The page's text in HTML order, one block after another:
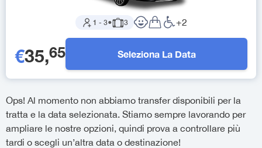
1 - 3● 3 +2
€35,65 Seleziona La Data
Ops! Al momento non abbiamo transfer disponibili per la
tratta e la data selezionata. Stiamo sempre lavorando per
ampliare le nostre opzioni, quindi prova a controllare più
tardi o scegli un’altra data o destinazione!